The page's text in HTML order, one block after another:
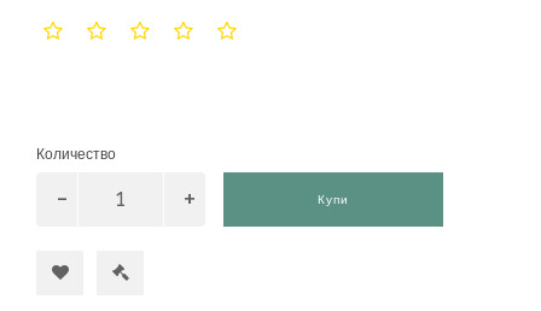
Количество
Купи